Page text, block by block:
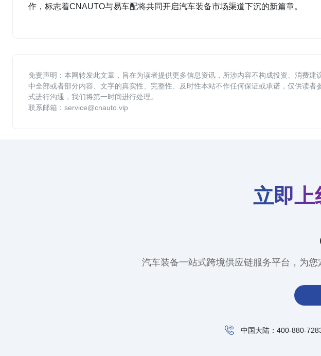
作，标志着CNAUTO与易车配将共同开启汽车装备市场渠道下沉的新篇章。
免责声明：本网转发此文章，旨在为读者提供更多信息资讯，所涉内容不构成投资、消费
中全部或者部分内容、文字的真实性、完整性、及时性本站不作任何保证或承诺，仅供读
式进行沟通，我们将第一时间进行处理。
联系邮箱：service@cnauto.vip
立即上
汽车装备一站式跨境供应链服务平台，为
中国大陆：400-880-